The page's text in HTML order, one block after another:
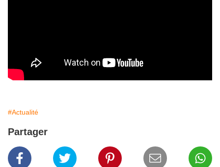
#Actualité
Partager